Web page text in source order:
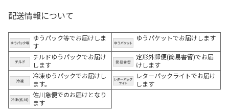
配送情報について
ゆうパック等でお届けしま
す
ゆうパケットでお届けします
チルドゆうパックでお届け
します
定形外郵便(簡易書留)でお届
けします
冷凍ゆうパックでお届けし
ます。
レターパックライトでお届け
します
佐川急便でのお届けとなり
ます